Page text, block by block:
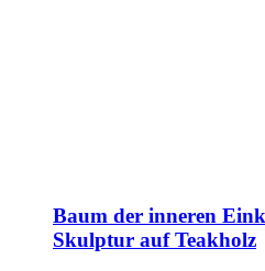
Baum der inneren
Skulptur auf Teakholz